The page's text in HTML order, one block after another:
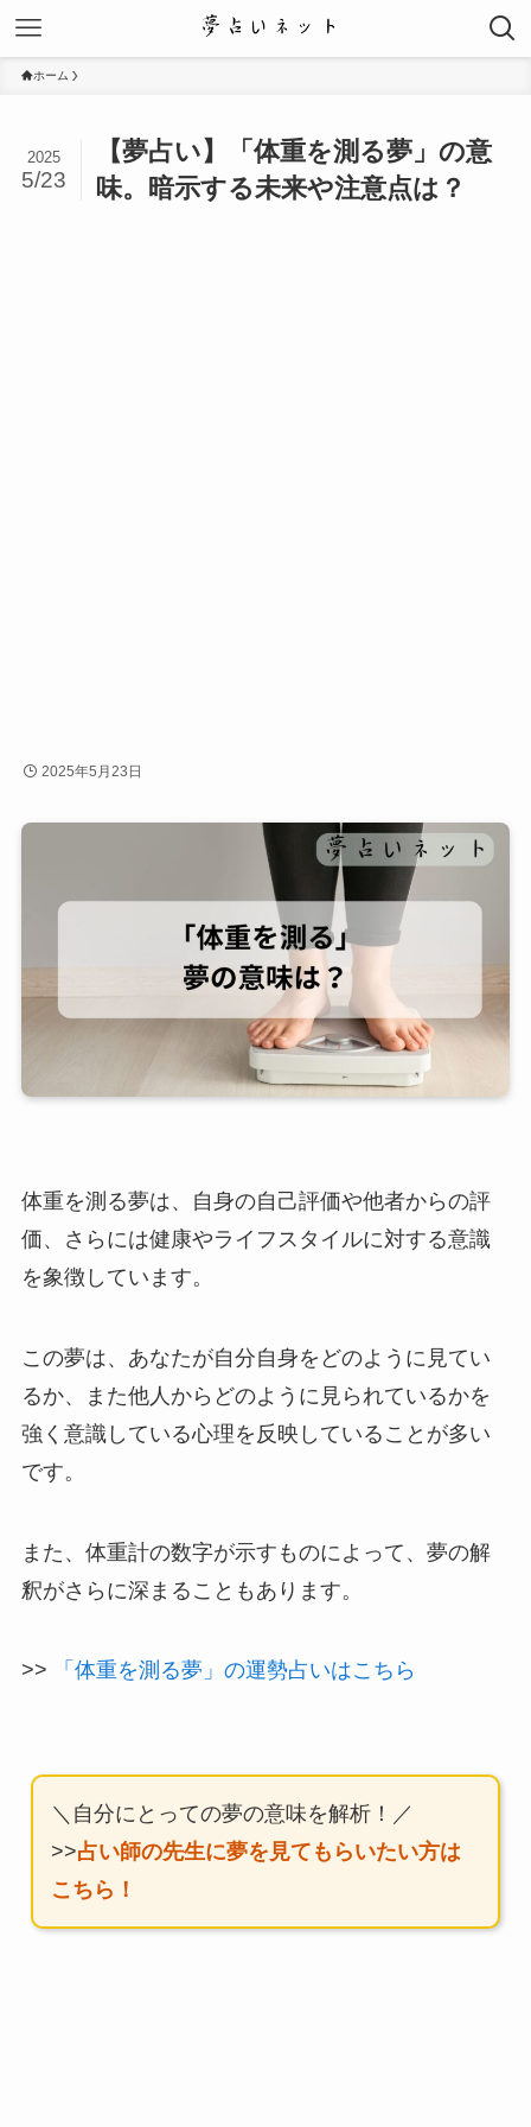
ホーム
【夢占い】「体重を測る夢」の意
味。暗示する未来や注意点は？
2025
5/23
2025年5月23日
体重を測る夢は、自身の自己評価や他者からの評
価、さらには健康やライフスタイルに対する意識
を象徴しています。
この夢は、あなたが自分自身をどのように見てい
るか、また他人からどのように見られているかを
強く意識している心理を反映していることが多い
です。
また、体重計の数字が示すものによって、夢の解
釈がさらに深まることもあります。
>> 「体重を測る夢」の運勢占いはこちら
＼自分にとっての夢の意味を解析！／
>>占い師の先生に夢を見てもらいたい方は
こちら！